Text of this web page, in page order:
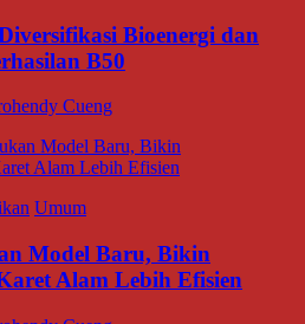
Bioenergi dan
B50
Cueng
Umum
Model Baru, Bikin
Alam Lebih Efisien